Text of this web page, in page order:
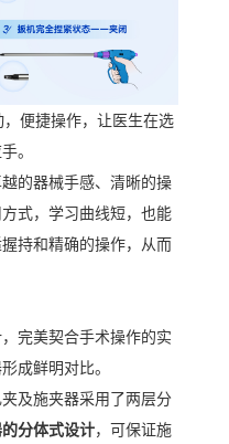
便捷操作，让医生在选
。
的器械手感、清晰的操
式，学习曲线短，也能
持和精确的操作，从而
完美契合手术操作的实
成鲜明对比。
及施夹器采用了两层分
分体式设计，可保证施